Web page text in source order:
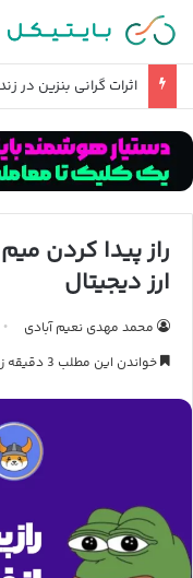
اثرات گرانی بنزین در
راز پیدا کردن
ارز دیجیتال
محمد مهدی نعیم آبادی
خواندن این مطلب 3 دقیقه زمان میبرد